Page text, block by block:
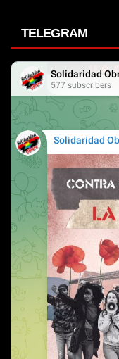
TELEGRAM